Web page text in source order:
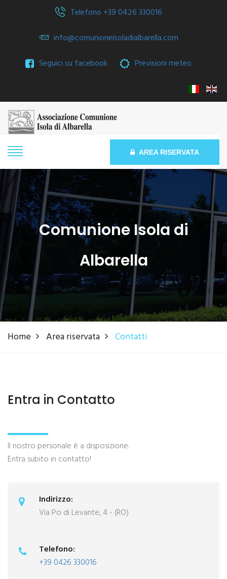
Telefono +39 0426 330016
info@comunioneisoladialbarella.com
Seguici su facebook
Previsioni meteo
AREA RISERVATA
Comunione Isola di
Albarella
Home Area riservata Contatti
Entra in Contatto
Il nostro personale è a disposizione.
Entra subito in contatto!
Indirizzo:
Via Po di Levante, 4 - (RO)
Telefono:
+39 0426 330016